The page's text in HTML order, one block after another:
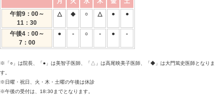
午前9：00～
11：30
△ ◆ ○ △ ● ●
午後4：00～
7：00
● - ○ - ● -
※「○」は院長、「●」は美智子医師、「△」は高尾映美子医師、「◆」は大門篤史医師となりま
す。
※日曜・祝日、火・木・土曜の午後は休診
※午後の受付は、18:30までとなります。